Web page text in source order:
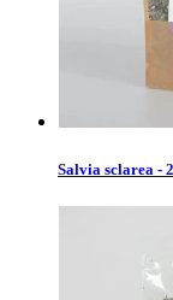
Salvia sclarea -